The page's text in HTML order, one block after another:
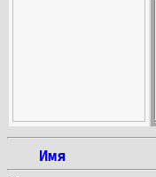
Имя